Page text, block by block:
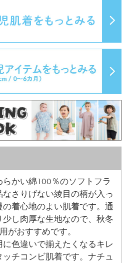
らかい綿100％のソフトフラ
さりげない綾目の柄が入っ
着心地のよい肌着です。通
し肉厚な生地なので、秋冬
がおすすめです。
に色違いで揃えたくなるキレ
チコンビ肌着です。ナチュ